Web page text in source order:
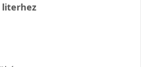
literhez